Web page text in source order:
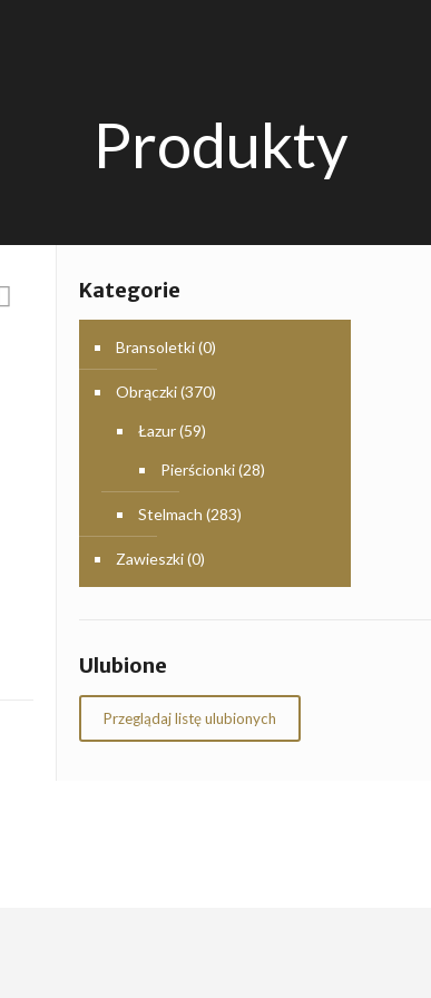
Produkty
Kategorie
Bransoletki(0)
Obrączki(370)
Łazur(59)
Pierścionki(28)
Stelmach (283)
Zawieszki(0)
Ulubione
Przeglądaj listę ulubionych